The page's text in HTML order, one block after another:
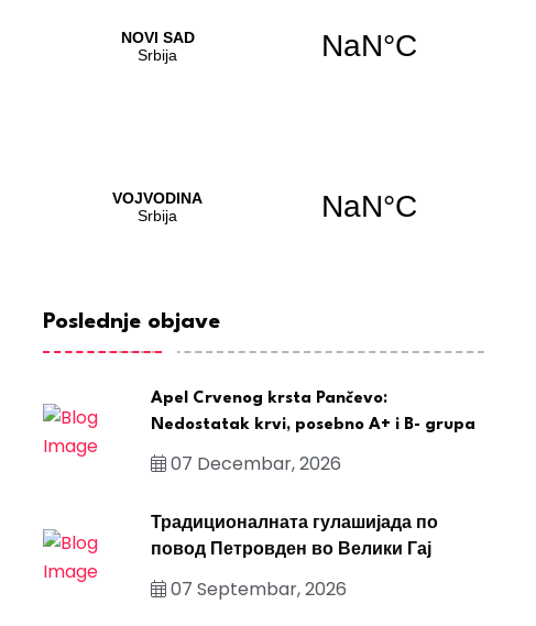
Poslednje objave
Apel Crvenog krsta Pančevo:
Nedostatak krvi, posebno A+ i B- grupa
07 Decembar, 2026
Традиционалната гулашијада по
повод Петровден во Велики Гај
07 Septembar, 2026